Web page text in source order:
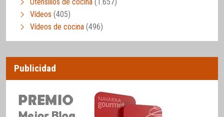
Vídeos (405)
Vídeos de cocina (496)
Publicidad